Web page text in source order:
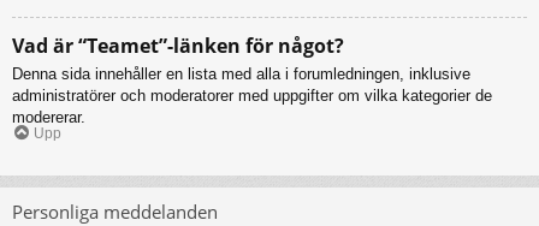
Vad är “Teamet”-länken för något?
Denna sida innehåller en lista med alla i forumledningen, inklusive
administratörer och moderatorer med uppgifter om vilka kategorier de
modererar.
Upp
Personliga meddelanden